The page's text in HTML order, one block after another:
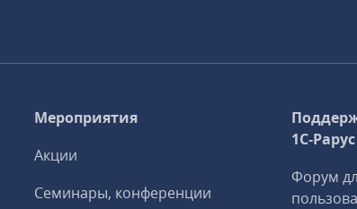
Мероприятия
Акции
Семинары, конференции
1С‑Рарус
Форум